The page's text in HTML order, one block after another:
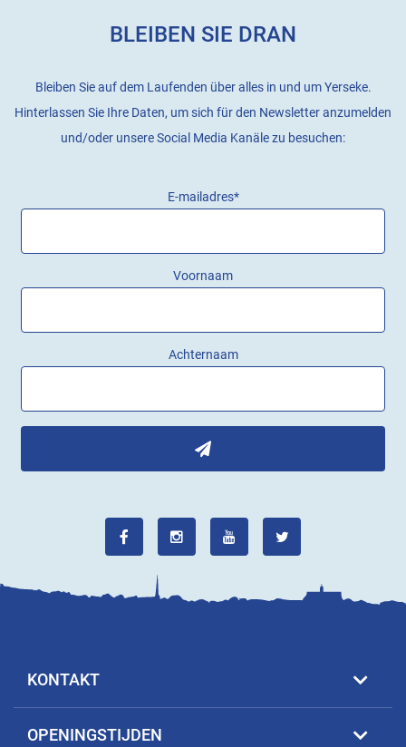
BLEIBEN SIE DRAN
Bleiben Sie auf dem Laufenden über alles in und um Yerseke.
Hinterlassen Sie Ihre Daten, um sich für den Newsletter anzumelden
und/oder unsere Social Media Kanäle zu besuchen:
E-mailadres*
Voornaam
Achternaam
KONTAKT
OPENINGSTIJDEN